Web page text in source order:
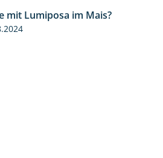
mit Lumiposa im Mais?